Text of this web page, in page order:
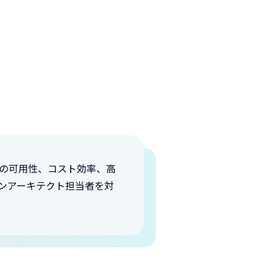
可用性、コスト効率、高
アーキテクト担当者を対